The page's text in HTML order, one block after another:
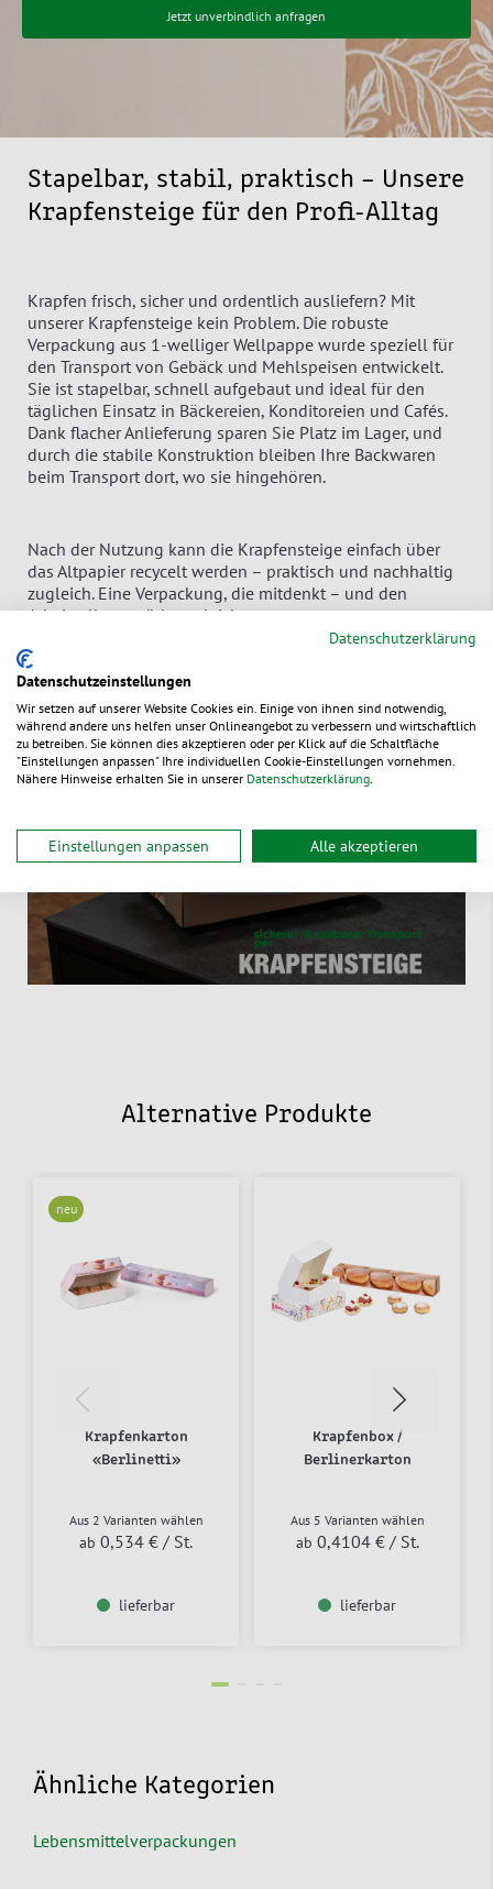
Jetzt unverbindlich anfragen
Stapelbar, stabil, praktisch – Unsere
Krapfensteige für den Profi-Alltag
Krapfen frisch, sicher und ordentlich ausliefern? Mit
unserer Krapfensteige kein Problem. Die robuste
Verpackung aus 1-welliger Wellpappe wurde speziell für
den Transport von Gebäck und Mehlspeisen entwickelt.
Sie ist stapelbar, schnell aufgebaut und ideal für den
täglichen Einsatz in Bäckereien, Konditoreien und Cafés.
Dank flacher Anlieferung sparen Sie Platz im Lager, und
durch die stabile Konstruktion bleiben Ihre Backwaren
beim Transport dort, wo sie hingehören.
Nach der Nutzung kann die Krapfensteige einfach über
das Altpapier recycelt werden – praktisch und nachhaltig
zugleich. Eine Verpackung, die mitdenkt – und den
Arbeitsalltag spürbar erleichtert.
Wie Sie ihn ganz einfach und schnell aufbauen, sehen Sie
im folgenden Video.
Alternative Produkte
neu
Krapfenkarton
«Berlinetti»
Aus 2 Varianten wählen
ab 0,534 € / St.
lieferbar
Krapfenbox /
Berlinerkarton
Aus 5 Varianten wählen
ab 0,4104 € / St.
lieferbar
Ähnliche Kategorien
Lebensmittelverpackungen
Datenschutzerklärung
Datenschutzeinstellungen
Wir setzen auf unserer Website Cookies ein. Einige von ihnen sind notwendig,
während andere uns helfen unser Onlineangebot zu verbessern und wirtschaftlich
zu betreiben. Sie können dies akzeptieren oder per Klick auf die Schaltfläche
"Einstellungen anpassen" Ihre individuellen Cookie-Einstellungen vornehmen.
Nähere Hinweise erhalten Sie in unserer Datenschutzerklärung.
Einstellungen anpassen Alle akzeptieren